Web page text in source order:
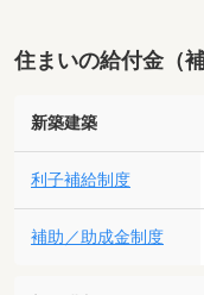
住まいの給付金（
新築建築
利子補給制度
補助／助成金制度